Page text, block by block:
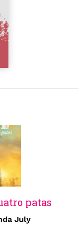
patas
July